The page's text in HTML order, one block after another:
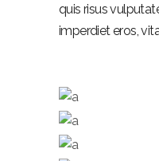
quis risus
imperdiet eros,